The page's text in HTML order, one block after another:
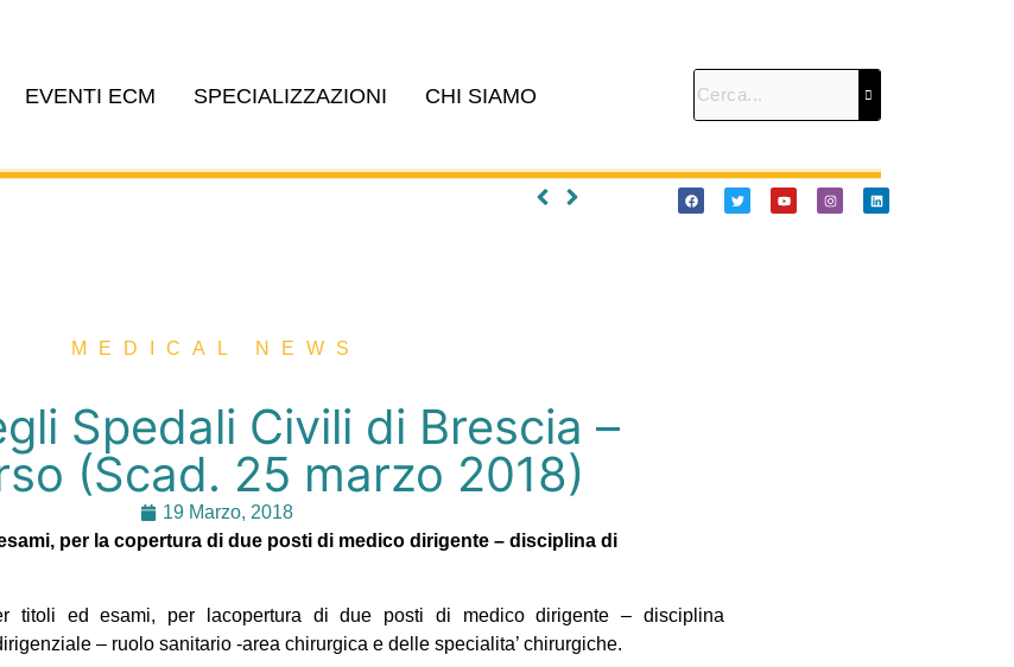
EVENTI ECM SPECIALIZZAZIONI
CHI SIAMO
MEDICAL NEWS
Spedali Civili di Brescia –
(Scad. 25 marzo 2018)
19 Marzo, 2018
per la copertura di due posti di medico dirigente – disciplina di
titoli ed esami, per lacopertura di due posti di medico dirigente – disciplina
– ruolo sanitario -area chirurgica e delle specialita’ chirurgiche.